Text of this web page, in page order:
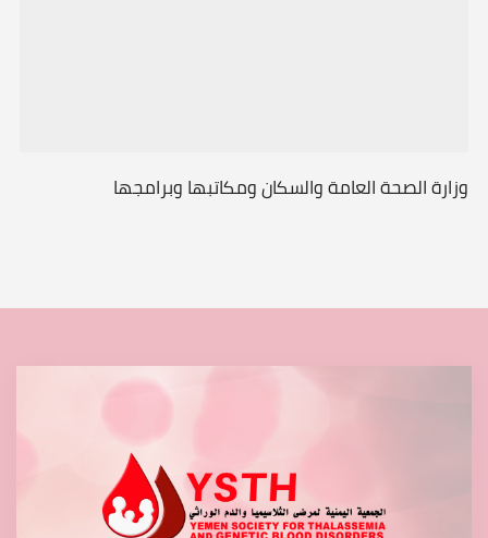
وزارة الصحة العامة والسكان ومكاتبها وبرامجها